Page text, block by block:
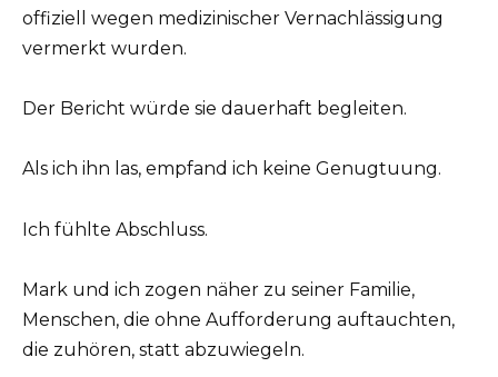
offiziell wegen medizinischer Vernachlässigung
vermerkt wurden.
Der Bericht würde sie dauerhaft begleiten.
Als ich ihn las, empfand ich keine Genugtuung.
Ich fühlte Abschluss.
Mark und ich zogen näher zu seiner Familie,
Menschen, die ohne Aufforderung auftauchten,
die zuhören, statt abzuwiegeln.